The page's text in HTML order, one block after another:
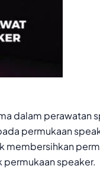
dalam perawatan
permukaan
permukaan speaker.